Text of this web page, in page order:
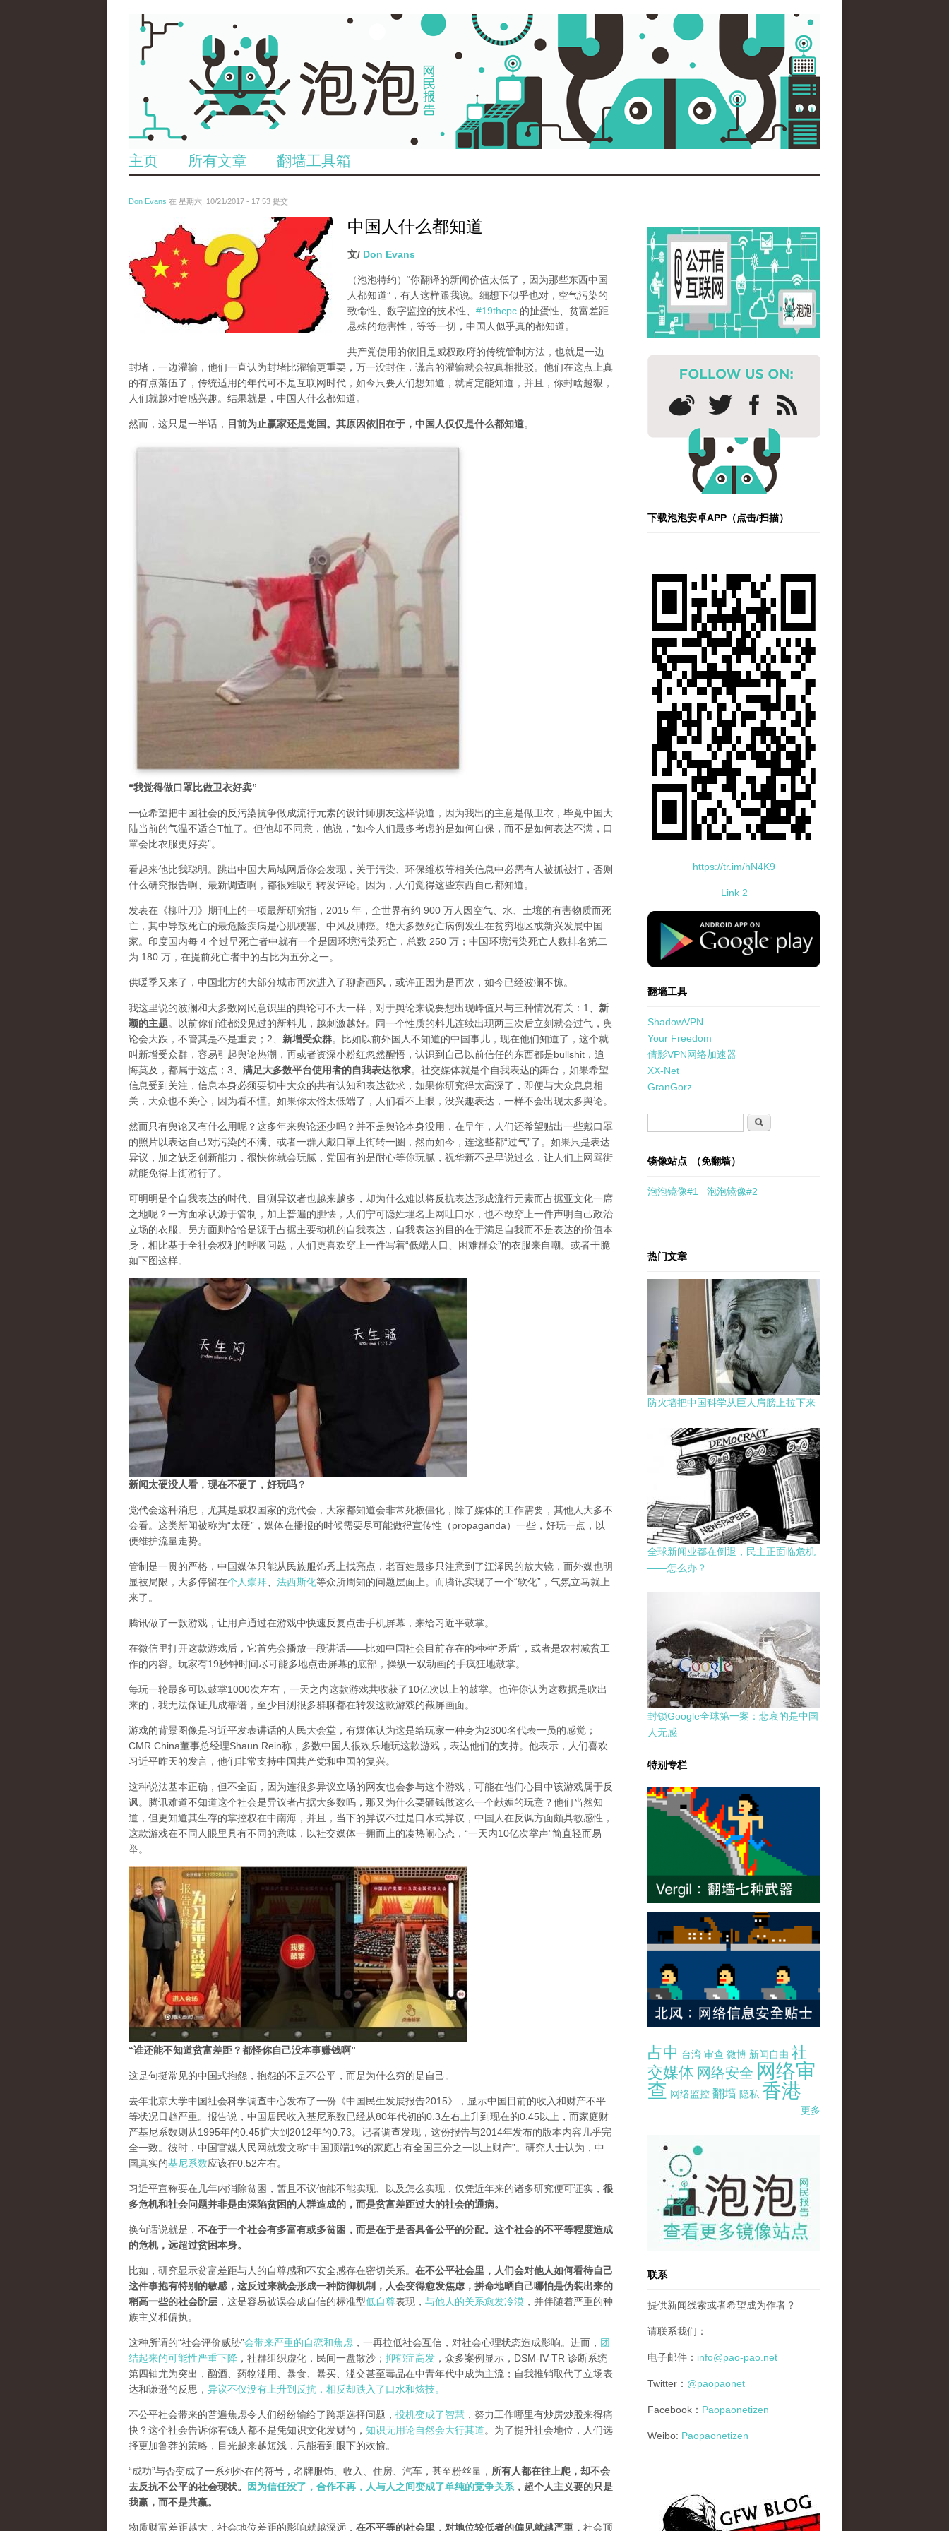
主页 所有文章 翻墙工具箱
Don Evans 在 星期六, 10/21/2017 - 17:53 提交
wechatimg1425.jpeg 中国人什么都知道
文/ Don Evans
（泡泡特约） “你翻译的新闻价值太低了，因为那些东西中国
人都知道”，有人这样跟我说。细想下似乎也对，空气污染的
致命性、数字监控的技术性、 #19thcpc 的扯蛋性、贫富差距
悬殊的危害性，等等一切，中国人似乎真的都知道。
共产党使用的依旧是威权政府的传统管制方法，也就是一边
封堵，一边灌输，他们一直认为封堵比灌输更重要，万一没封住，谎言的灌输就会被真相批驳。他们在这点上真
的有点落伍了，传统适用的年代可不是互联网时代，如今只要人们想知道，就肯定能知道，并且，你封啥越狠，
人们就越对啥感兴趣。结果就是，中国人什么都知道。
然而，这只是一半话， 目前为止赢家还是党国。其原因依旧在于，中国人仅仅是什么都知道。
“我觉得做口罩比做卫衣好卖”
一位希望把中国社会的反污染抗争做成流行元素的设计师朋友这样说道，因为我出的主意是做卫衣，毕竟中国大
陆当前的气温不适合T恤了。但他却不同意，他说，“如今人们最多考虑的是如何自保，而不是如何表达不满，口
罩会比衣服更好卖”。
看起来他比我聪明。跳出中国大局域网后你会发现，关于污染、环保维权等相关信息中必需有人被抓被打，否则
什么研究报告啊、最新调查啊，都很难吸引转发评论。因为，人们觉得这些东西自己都知道。
发表在《柳叶刀》期刊上的一项最新研究指，2015 年，全世界有约 900 万人因空气、水、土壤的有害物质而死
亡，其中导致死亡的最危险疾病是心肌梗塞、中风及肺癌。绝大多数死亡病例发生在贫穷地区或新兴发展中国
家。印度国内每 4 个过早死亡者中就有一个是因环境污染死亡，总数 250 万；中国环境污染死亡人数排名第二
为 180 万，在提前死亡者中的占比为五分之一。
供暖季又来了，中国北方的大部分城市再次进入了聊斋画风，或许正因为是再次，如今已经波澜不惊。
我这里说的波澜和大多数网民意识里的舆论可不大一样，对于舆论来说要想出现峰值只与三种情况有关：1、 新
颖的主题。以前你们谁都没见过的新料儿，越刺激越好。同一个性质的料儿连续出现两三次后立刻就会过气，舆
论会大跌，不管其是不是重要；2、 新增受众群。比如以前外国人不知道的中国事儿，现在他们知道了，这个就
叫新增受众群，容易引起舆论热潮，再或者资深小粉红忽然醒悟，认识到自己以前信任的东西都是bullshit，追
悔莫及，都属于这点；3、 满足大多数平台使用者的自我表达欲求。社交媒体就是个自我表达的舞台，如果希望
信息受到关注，信息本身必须要切中大众的共有认知和表达欲求，如果你研究得太高深了，即便与大众息息相
关，大众也不关心，因为看不懂。如果你太俗太低端了，人们看不上眼，没兴趣表达，一样不会出现太多舆论。
然而只有舆论又有什么用呢？这多年来舆论还少吗？并不是舆论本身没用，在早年，人们还希望贴出一些戴口罩
的照片以表达自己对污染的不满、或者一群人戴口罩上街转一圈，然而如今，连这些都“过气”了。如果只是表达
异议，加之缺乏创新能力，很快你就会玩腻，党国有的是耐心等你玩腻，祝华新不是早说过么，让人们上网骂街
就能免得上街游行了。
可明明是个自我表达的时代、目测异议者也越来越多，却为什么难以将反抗表达形成流行元素而占据亚文化一席
之地呢？一方面承认源于管制，加上普遍的胆怯，人们宁可隐姓埋名上网吐口水，也不敢穿上一件声明自己政治
立场的衣服。另方面则恰恰是源于占据主要动机的自我表达，自我表达的目的在于满足自我而不是表达的价值本
身，相比基于全社会权利的呼吸问题，人们更喜欢穿上一件写着“低端人口、困难群众”的衣服来自嘲。或者干脆
如下图这样。
新闻太硬没人看，现在不硬了，好玩吗？
党代会这种消息，尤其是威权国家的党代会，大家都知道会非常死板僵化，除了媒体的工作需要，其他人大多不
会看。这类新闻被称为“太硬”，媒体在播报的时候需要尽可能做得宣传性（propaganda）一些，好玩一点，以
便维护流量走势。
管制是一贯的严格，中国媒体只能从民族服饰秀上找亮点，老百姓最多只注意到了江泽民的放大镜，而外媒也明
显被局限，大多停留在个人崇拜 法西斯化等众所周知的问题层面上。而腾讯实现了一个“软化”，气氛立马就上
来了。
腾讯做了一款游戏，让用户通过在游戏中快速反复点击手机屏幕，来给习近平鼓掌。
在微信里打开这款游戏后，它首先会播放一段讲话——比如中国社会目前存在的种种“矛盾”，或者是农村减贫工
作的内容。玩家有19秒钟时间尽可能多地点击屏幕的底部，操纵一双动画的手疯狂地鼓掌。
每玩一轮最多可以鼓掌1000次左右，一天之内这款游戏共收获了10亿次以上的鼓掌。也许你认为这数据是吹出
来的，我无法保证几成靠谱，至少目测很多群聊都在转发这款游戏的截屏画面。
游戏的背景图像是习近平发表讲话的人民大会堂，有媒体认为这是给玩家一种身为2300名代表一员的感觉；
CMR China董事总经理Shaun Rein称，多数中国人很欢乐地玩这款游戏，表达他们的支持。他表示，人们喜欢
习近平昨天的发言，他们非常支持中国共产党和中国的复兴。
这种说法基本正确，但不全面，因为连很多异议立场的网友也会参与这个游戏，可能在他们心目中该游戏属于反
讽。腾讯难道不知道这个社会是异议者占据大多数吗，那又为什么要砸钱做这么一个献媚的玩意？他们当然知
道，但更知道其生存的掌控权在中南海，并且，当下的异议不过是口水式异议，中国人在反讽方面颇具敏感性，
这款游戏在不同人眼里具有不同的意味，以社交媒体一拥而上的凑热闹心态，“一天内10亿次掌声”简直轻而易
举。
“谁还能不知道贫富差距？都怪你自己没本事赚钱啊”
这是句挺常见的中国式抱怨，抱怨的不是不公平，而是为什么穷的是自己。
去年北京大学中国社会科学调查中心发布了一份《中国民生发展报告2015》，显示中国目前的收入和财产不平
等状况日趋严重。报告说，中国居民收入基尼系数已经从80年代初的0.3左右上升到现在的0.45以上，而家庭财
产基尼系数则从1995年的0.45扩大到2012年的0.73。记者调查发现，这份报告与2014年发布的版本内容几乎完
全一致。彼时，中国官媒人民网就发文称“中国顶端1%的家庭占有全国三分之一以上财产”。研究人士认为，中
国真实的基尼系数应该在0.52左右。
习近平宣称要在几年内消除贫困，暂且不议他能不能实现、以及怎么实现，仅凭近年来的诸多研究便可证实， 很
多危机和社会问题并非是由深陷贫困的人群造成的，而是贫富差距过大的社会的通病。
换句话说就是， 不在于一个社会有多富有或多贫困，而是在于是否具备公平的分配。 这个社会的不平等程度造成
的危机，远超过贫困本身。
比如，研究显示贫富差距与人的自尊感和不安全感存在密切关系。 在不公平社会里，人们会对他人如何看待自己
这件事抱有特别的敏感，这反过来就会形成一种防御机制，人会变得愈发焦虑，拼命地晒自己哪怕是伪装出来的
稍高一些的社会阶层 ，这是容易被误会成自信的标准型低自尊表现， 与他人的关系愈发冷漠 ，并伴随着严重的种
族主义和偏执。
这种所谓的“社会评价威胁”会带来严重的自恋和焦虑 ，一再拉低社会互信，对社会心理状态造成影响。进而， 团
结起来的可能性严重下降 ，社群组织虚化，民间一盘散沙； 抑郁症高发 ，众多案例显示，DSM-IV-TR 诊断系统
第四轴尤为突出，酗酒、药物滥用、暴食、暴买、滥交甚至毒品在中青年代中成为主流；自我推销取代了立场表
达和谦逊的反思， 异议不仅没有上升到反抗，相反却跌入了口水和炫技。
不公平社会带来的普遍焦虑令人们纷纷输给了跨期选择问题， 投机变成了智慧 ，努力工作哪里有炒房炒股来得痛
快？这个社会告诉你有钱人都不是凭知识文化发财的， 知识无用论自然会大行其道。为了提升社会地位，人们选
择更加鲁莽的策略，目光越来越短浅，只能看到眼下的欢愉。
“成功”与否变成了一系列外在的符号，名牌服饰、收入、住房、汽车，甚至粉丝量， 所有人都在往上爬，却不会
去反抗不公平的社会现状。
因为信任没了，合作不再，人与人之间变成了单纯的竞争关系 ，超个人主义要的只是
我赢，而不是共赢。
物质财富差距越大，社会地位差距的影响就越深远， 在不平等的社会里，对地位较低者的偏见就越严重 ， 社会顶
下载泡泡安卓APP（点击/扫描）
https://tr.im/hN4K9
Link 2
standard-icon-googleplay-app-store.png
翻墙工具
ShadowVPN
Your Freedom
倩影VPN网络加速器
XX-Net
GranGorz
搜索
镜像站点 （免翻墙）
泡泡镜像#1 泡泡镜像#2
热门文章
防火墙把中国科学从巨人肩膀上拉下来
全球新闻业都在倒退，民主正面临危机
——怎么办？
封锁Google全球第一案：悲哀的是中国
人无感
特别专栏
占中 台湾 审查 微博 新闻自由 社
交媒体 网络安全 网络审
查 网络监控 翻墙 隐私 香港
更多
pao-pao-banner-mirror-site-120814.jpg
联系
提供新闻线索或者希望成为作者？
请联系我们：
电子邮件： info@pao-pao.net
Twitter： @paopaonet
Facebook： Paopaonetizen
Weibo: Paopaonetizen
gfw_blog_small.jpg